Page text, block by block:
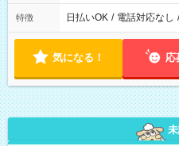
特徴 日払いOK / 電話対応なし /
気になる！ 応